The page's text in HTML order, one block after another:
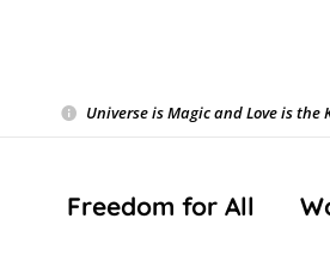
Universe is Magic and Love is the
Freedom for All ❤️